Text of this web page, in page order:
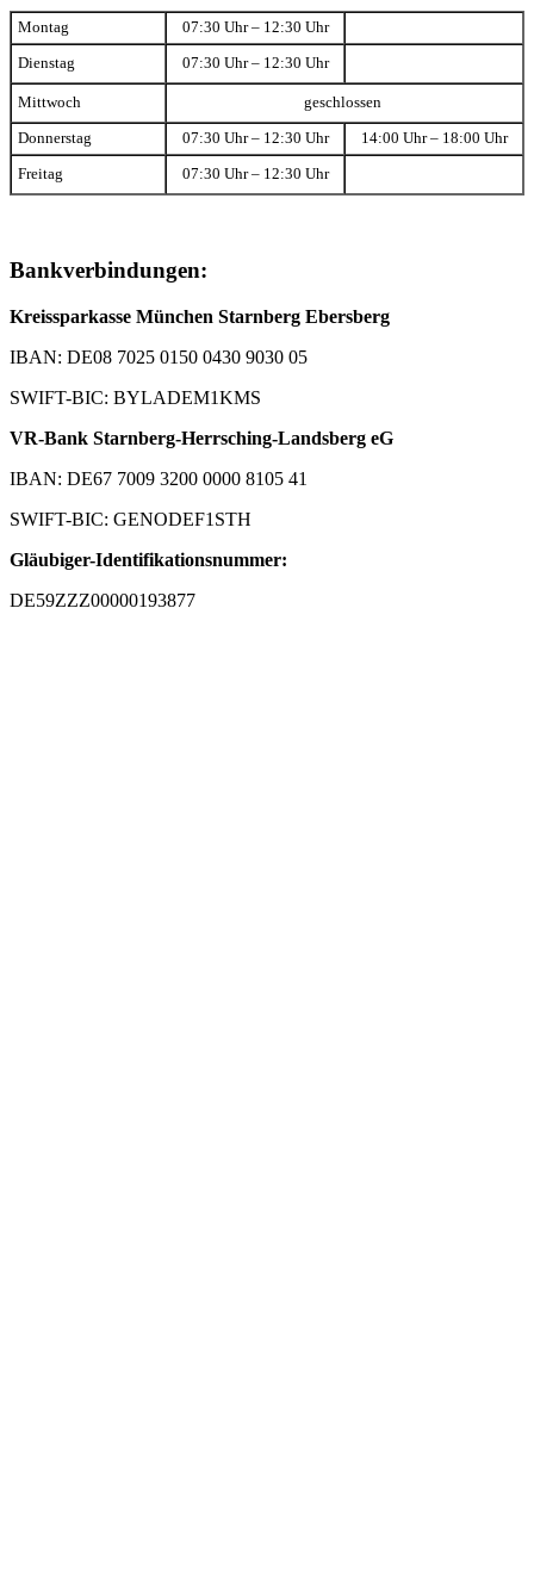
Montag 07:30 Uhr – 12:30 Uhr
Dienstag 07:30 Uhr – 12:30 Uhr
Mittwoch geschlossen
Donnerstag 07:30 Uhr – 12:30 Uhr 14:00 Uhr – 18:00 Uhr
Freitag 07:30 Uhr – 12:30 Uhr
Bankverbindungen:
Kreissparkasse München Starnberg Ebersberg
IBAN: DE08 7025 0150 0430 9030 05
SWIFT-BIC: BYLADEM1KMS
VR-Bank Starnberg-Herrsching-Landsberg eG
IBAN: DE67 7009 3200 0000 8105 41
SWIFT-BIC: GENODEF1STH
Gläubiger-Identifikationsnummer:
DE59ZZZ00000193877